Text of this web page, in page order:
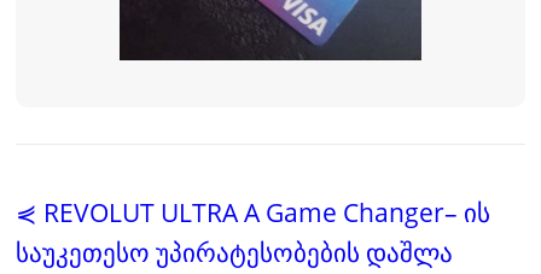
⋞ REVOLUT ULTRA A Game Changer– ის
საუკეთესო უპირატესობების დაშლა